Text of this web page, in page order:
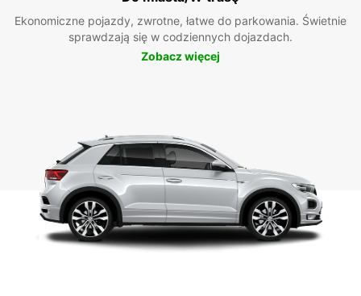
Ekonomiczne pojazdy, zwrotne, łatwe do parkowania. Świetnie
sprawdzają się w codziennych dojazdach.
Zobacz więcej